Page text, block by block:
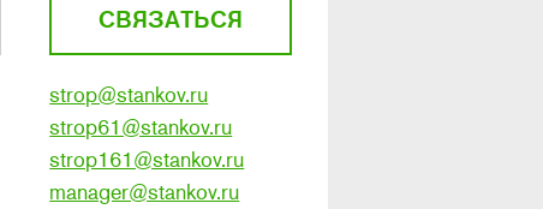
strop@stankov.ru
strop61@stankov.ru
strop161@stankov.ru
manager@stankov.ru
СВЯЗАТЬСЯ